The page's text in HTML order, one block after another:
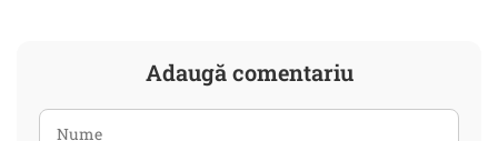
Adaugă comentariu